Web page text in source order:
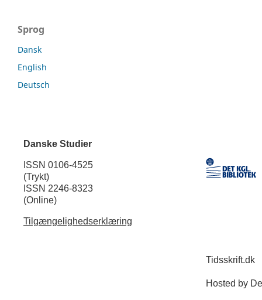
Sprog
Dansk
English
Deutsch
Danske Studier
ISSN 0106-4525
(Trykt)
ISSN 2246-8323
(Online)
Tilgængelighedserklæring